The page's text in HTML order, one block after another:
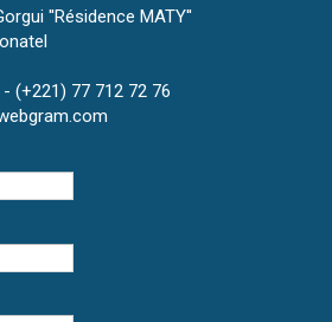
''Résidence MATY''
(+221) 77 712 72 76